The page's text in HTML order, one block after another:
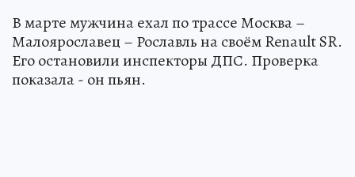
В марте мужчина ехал по трассе Москва –
Малоярославец – Рославль на своём Renault SR.
Его остановили инспекторы ДПС. Проверка
показала - он пьян.